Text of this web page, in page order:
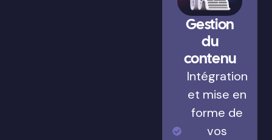
Gestion
du
contenu
Intégration
et mise en
forme de
vos